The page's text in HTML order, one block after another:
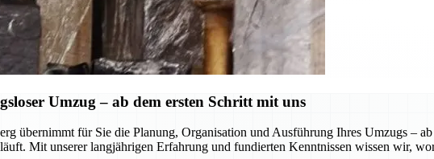
Umzug – ab dem ersten Schritt mit uns
übernimmt für Sie die Planung, Organisation und Ausführung Ihres Umzugs –
Mit unserer langjährigen Erfahrung und fundierten Kenntnissen wissen wir,